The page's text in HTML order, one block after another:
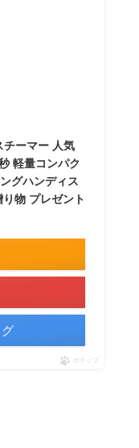
チーマー 人気
軽量コンパク
グハンディス
物 プレゼント
ポチップ